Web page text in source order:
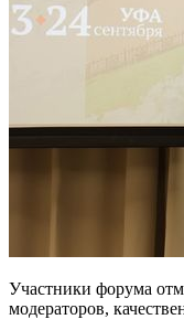
Участники форума
модераторов,